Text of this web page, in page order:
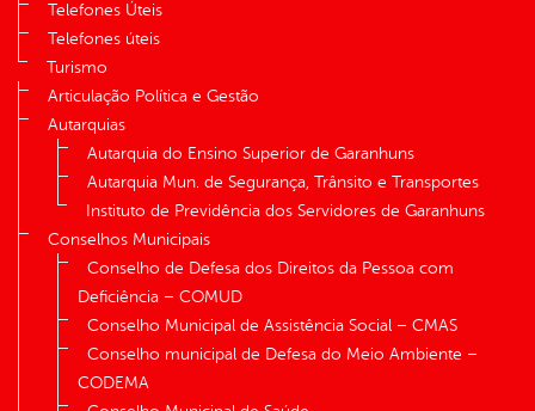
Telefones Úteis
Telefones úteis
Turismo
Articulação Política e Gestão
Autarquias
Autarquia do Ensino Superior de Garanhuns
Autarquia Mun. de Segurança, Trânsito e Transportes
Instituto de Previdência dos Servidores de Garanhuns
Conselhos Municipais
Conselho de Defesa dos Direitos da Pessoa com
Deficiência – COMUD
Conselho Municipal de Assistência Social – CMAS
Conselho municipal de Defesa do Meio Ambiente –
CODEMA